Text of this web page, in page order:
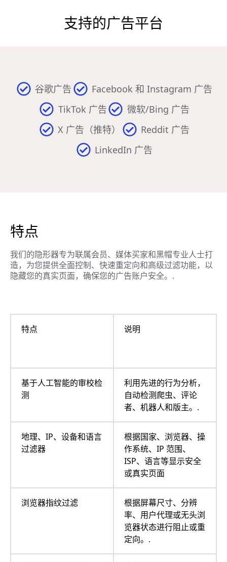
支持的广告平台
谷歌广告
Facebook 和 Instagram 广告
TikTok 广告
微软/Bing 广告
X 广告（推特）
Reddit 广告
LinkedIn 广告
特点
我们的隐形器专为联属会员、媒体买家和黑帽专业人士打
造，为您提供全面控制、快速重定向和高级过滤功能，以
隐藏您的真实页面，确保您的广告账户安全。.
特点 说明
基于人工智能的审校检
测
利用先进的行为分析，
自动检测爬虫、评论
者、机器人和版主。.
地理、IP、设备和语言
过滤器
根据国家、浏览器、操
作系统、IP 范围、
ISP、语言等显示安全
或真实页面
浏览器指纹过滤
根据屏幕尺寸、分辨
率、用户代理或无头浏
览器状态进行阻止或重
定向。.